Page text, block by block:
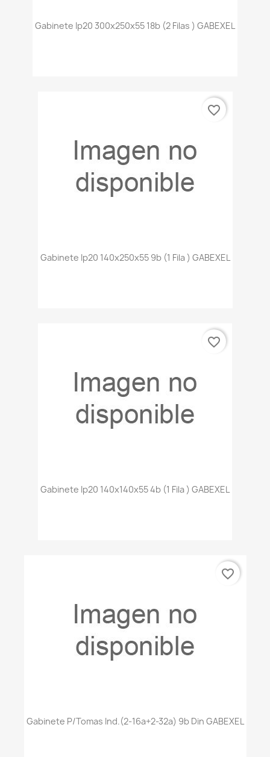
Gabinete Ip20 300x250x55 18b (2 Filas ) GABEXEL
Gabinete Ip20 140x250x55 9b (1 Fila ) GABEXEL
favorite_border
Gabinete Ip20 140x140x55 4b (1 Fila ) GABEXEL
favorite_border
Gabinete P/tomas Ind.(2-16a+2-32a) 9b Din GABEXEL
favorite_border